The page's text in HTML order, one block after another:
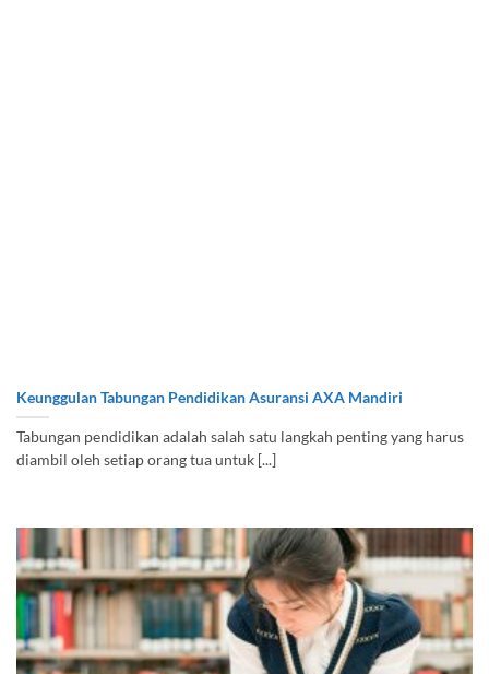
Keunggulan Tabungan Pendidikan Asuransi AXA Mandiri
Tabungan pendidikan adalah salah satu langkah penting yang harus
diambil oleh setiap orang tua untuk [...]